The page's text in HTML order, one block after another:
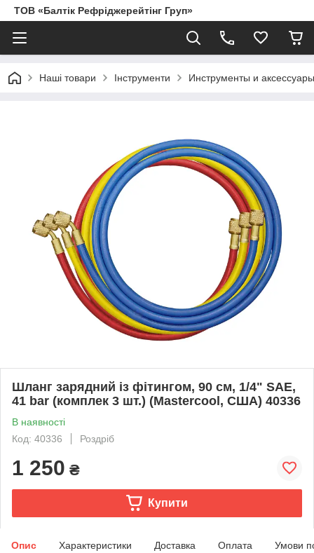
ТОВ «Балтік Рефріджерейтінг Груп»
Наші товари Інструменти Инструменты и
Шланг зарядний із фітингом, 90 см, 1/4" SAE,
41 bar (комплек 3 шт.) (Mastercool, США) 40336
В наявності
Код: 40336
Роздріб
1 250 ₴
Купити
Опис Характеристики Доставка Оплата Умови